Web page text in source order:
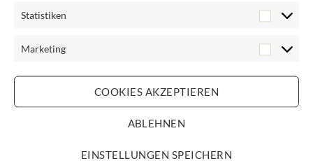
Statistiken
Marketing
COOKIES AKZEPTIEREN
ABLEHNEN
EINSTELLUNGEN SPEICHERN
Kategorien
SEELENSCHREIBEN
Scherbenmond: Coverpräsentation und